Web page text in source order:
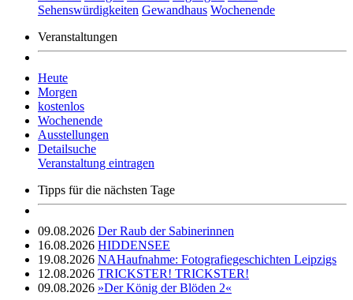
Sehenswürdigkeiten Gewandhaus Wochenende
Veranstaltungen
Heute
Morgen
kostenlos
Wochenende
Ausstellungen
Detailsuche
Veranstaltung eintragen
Tipps für die nächsten Tage
09.08.2026 Der Raub der Sabinerinnen
16.08.2026 HIDDENSEE
19.08.2026 NAHaufnahme: Fotografiegeschichten Leipzigs
12.08.2026 TRICKSTER! TRICKSTER!
09.08.2026 »Der König der Blöden 2«